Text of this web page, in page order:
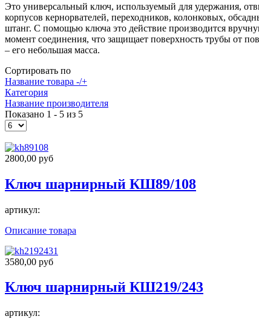
Это универсальный ключ, используемый для удержания,
корпусов кернорвателей, переходников, колонковых,
штанг. С помощью ключа это действие производится
момент соединения, что защищает поверхность трубы от
– его небольшая масса.
Сортировать по
Название товара -/+
Категория
Название производителя
Показано 1 - 5 из 5
2800,00 руб
Ключ шарнирный КШ89/108
артикул:
Описание товара
3580,00 руб
Ключ шарнирный КШ219/243
артикул: